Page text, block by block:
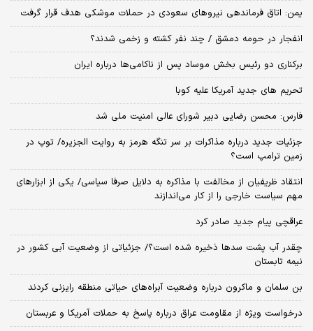
یمن: اتاق فرماندهی نیروهای سعودی در حملات موشکی هدف قرار گرفت
انفجار در حومه دمشق / چند نفر کشته و زخمی شدند؟
برکناری دو رئیس بخش موساد پس از ناکامی‌ها درباره ایران
تحریم های جدید آمریکا علیه کوبا
فارس: محسن رضایی دبیر شورای عالی امنیت ملی شد
جزئیات جدید درباره مذاکرات بر سر تنگه هرمز به روایت الجزیره/ توپ در
زمین ترامپ است؟
انتقاد ظریفیان از مخالفت با مذاکره به دلایل صرفا سیاسی/ یکی از ابزارهای
مهم سیاست خارجی را از کار می‌اندازند
عراقچی پیام جدید صادر کرد
چقدر آب پشت سدها ذخیره شده است؟/ جزئیاتی از وضعیت آبی کشور در
نیمه تابستان
بن سلمان و ماکرون درباره وضعیت آبراه‌های حیاتی منطقه رایزنی کردند
درخواست ویژه از مقاومت عراق درباره پاسخ به حملات آمریکا و عربستان